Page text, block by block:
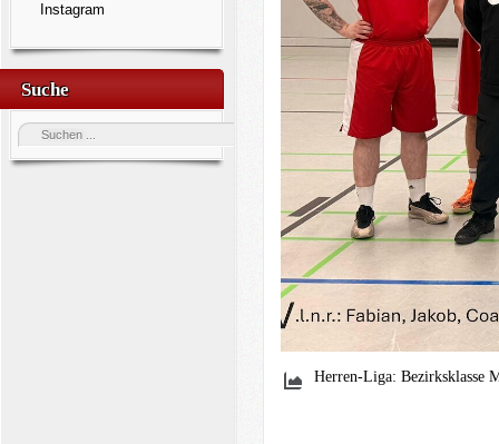
Instagram
Suche
Herren-Liga: